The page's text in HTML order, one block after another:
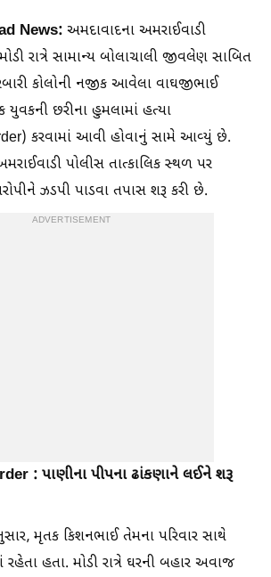
News: અમદાવાદના અમરાઈવાડી
રાત્રે સામાન્ય બોલાચાલી જીવલેણ સાબિત
કોલોની નજીક આવેલા વાઘજીભાઈ
યુવકની છરીના હુમલામાં હત્યા
કરવામાં આવી હોવાનું સામે આવ્યું છે.
પોલીસ તાત્કાલિક સ્થળ પર
ઝડપી પાડવા તપાસ શરૂ કરી છે.
ADVERTISEMENT
: પાણીના પીપના ઢાંકણાને લઈને શરૂ
મૃતક કિશનભાઈ તેમના પરિવાર સાથે
હતા. મોડી રાત્રે ઘરની બહાર અવાજ